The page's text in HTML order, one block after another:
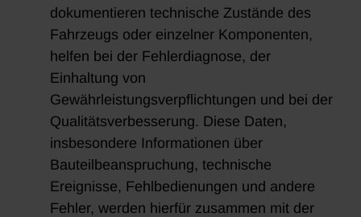
dokumentieren technische Zustände des
Fahrzeugs oder einzelner Komponenten,
helfen bei der Fehlerdiagnose, der
Einhaltung von
Gewährleistungsverpflichtungen und bei der
Qualitätsverbesserung. Diese Daten,
insbesondere Informationen über
Bauteilbeanspruchung, technische
Ereignisse, Fehlbedienungen und andere
Fehler, werden hierfür zusammen mit der